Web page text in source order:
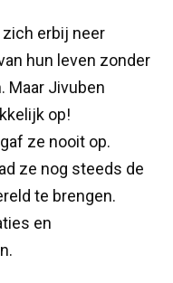
erbij neer
hun leven zonder
Maar Jivuben
op!
ze nooit op.
ze nog steeds de
te brengen.
en